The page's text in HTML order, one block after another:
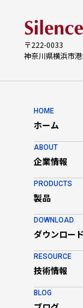
◆バーコードの
リニア系1Dバー
不良個所 の特定
◆二次元シンボ
各種2Dシンボ
◆分析ツール
不良個所を色
LVS-95XXソフ
Tableに定め
◆ソフトウェア
有効期限、
◆ユーザー権限
操作パスワー
す。期限 管理
◆動作環境 最
・水平方向 3.0
・垂直方向
・DPM検証
・金属、樹脂
・ISO/IEC
〒222-0033
神奈川県横浜市
HOME
ホーム
ABOUT
企業情報
PRODUCTS
製品
DOWNLOAD
ダウンロード
RESOURCE
技術情報
BLOG